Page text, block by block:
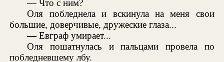
— Что с ним?
Оля побледнела и вскинула на меня свои
большие, доверчивые, дружеские глаза...
— Евграф умирает...
Оля пошатнулась и пальцами провела по
побледневшему лбу.